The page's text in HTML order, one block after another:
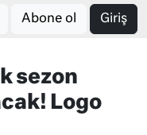
Abone ol Giriş
sezon
Logo